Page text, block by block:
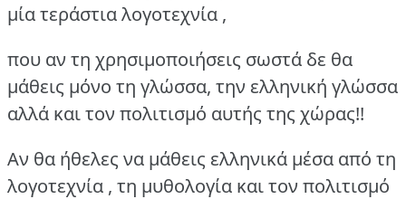
μία τεράστια λογοτεχνία ,
που αν τη χρησιμοποιήσεις σωστά δε θα
μάθεις μόνο τη γλώσσα, την ελληνική γλώσσα
αλλά και τον πολιτισμό αυτής της χώρας!!
Αν θα ήθελες να μάθεις ελληνικά μέσα από τη
λογοτεχνία , τη μυθολογία και τον πολιτισμό